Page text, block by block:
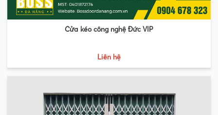
Cửa kéo công nghệ Đức VIP
Liên hệ